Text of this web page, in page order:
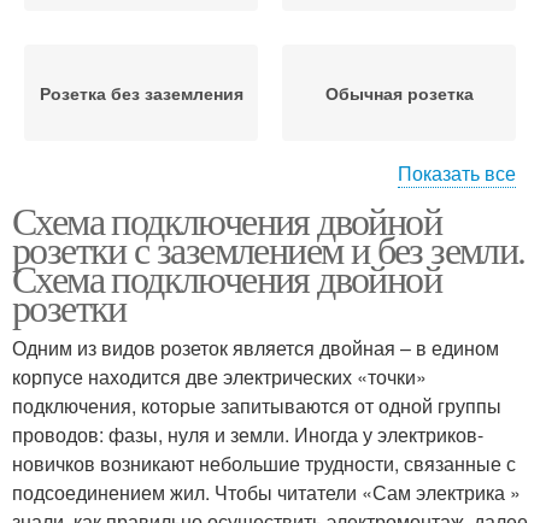
Розетка без заземления Обычная розетка
Розетки по цветам Двойная розетка
Место для розетки
Провода без
заземления
Внутренняя розетка Розетка с заземлением
Показать все
Схема подключения двойной
розетки с заземлением и без земли.
Схема подключения двойной
розетки
Одним из видов розеток является двойная – в едином
корпусе находится две электрических «точки»
подключения, которые запитываются от одной группы
проводов: фазы, нуля и земли. Иногда у электриков-
новичков возникают небольшие трудности, связанные с
подсоединением жил. Чтобы читатели «Сам электрика »